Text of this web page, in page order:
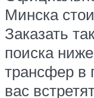
Минска
Заказать
поиска
трансфер в
вас